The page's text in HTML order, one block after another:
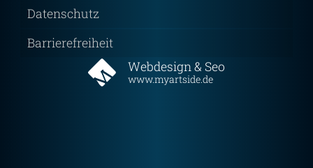
Datenschutz
Barrierefreiheit
Webdesign & Seo
www.myartside.de